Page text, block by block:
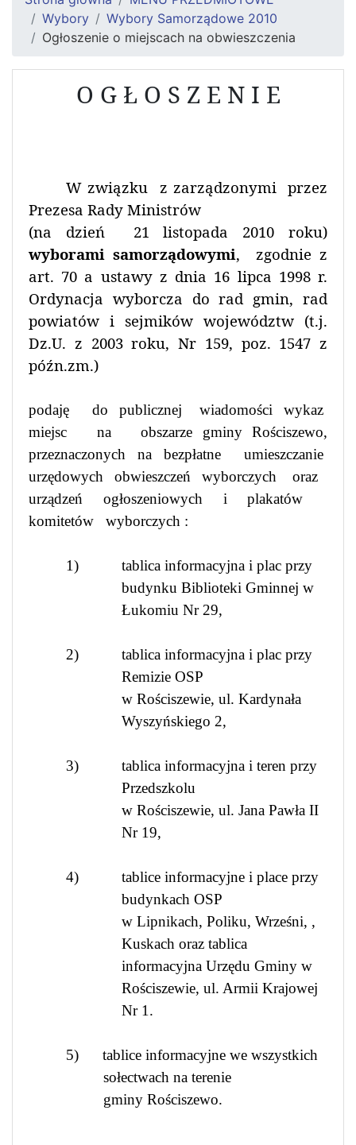
Wybory
Wybory Samorządowe 2010
Ogłoszenie o miejscach na obwieszczenia
O G Ł O S Z E N I E
W związku z zarządzonymi przez
Prezesa Rady Ministrów
(na dzień
21 listopada 2010 roku)
wyborami samorządowymi,
zgodnie z
art. 70 a ustawy z dnia 16 lipca 1998 r.
Ordynacja wyborcza do rad gmin, rad
powiatów i sejmików województw (t.j.
Dz.U. z 2003 roku, Nr 159, poz. 1547 z
późn.zm.)
podaję do publicznej wiadomości
wykaz
miejsc
na
obszarze gminy Rościszewo,
przeznaczonych na bezpłatne
umieszczanie
urzędowych
obwieszczeń wyborczych
oraz
urządzeń ogłoszeniowych i plakatów
komitetów
wyborczych :
1)
tablica informacyjna i plac przy
budynku Biblioteki Gminnej w
Łukomiu Nr 29,
2)
tablica informacyjna i plac przy
Remizie OSP
w Rościszewie, ul. Kardynała
Wyszyńskiego 2,
3)
tablica informacyjna i teren przy
Przedszkolu
w Rościszewie, ul. Jana Pawła II
Nr 19,
4)
tablice informacyjne i place przy
budynkach OSP
w Lipnikach, Poliku, Wrześni, ,
Kuskach oraz tablica
informacyjna Urzędu Gminy w
Rościszewie, ul. Armii Krajowej
Nr 1.
5)
tablice informacyjne we wszystkich
sołectwach na terenie
gminy Rościszewo.